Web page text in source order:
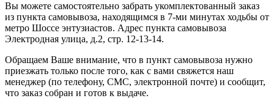
Вы можете самостоятельно забрать укомплектованный заказ
из пункта самовывоза, находящимся в 7-ми минутах ходьбы от
метро Шоссе энтузиастов. Адрес пункта самовывоза
Электродная улица, д.2, стр. 12-13-14.
Обращаем Ваше внимание, что в пункт самовывоза нужно
приезжать только после того, как с вами свяжется наш
менеджер (по телефону, СМС, электронной почте) и сообщит,
что заказ собран и готов к выдаче.